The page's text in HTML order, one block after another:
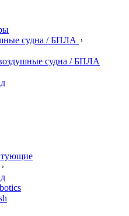
судна / БПЛА
судна / БПЛА